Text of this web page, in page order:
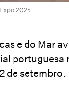
2025
e do Mar
portuguesa
de setembro.